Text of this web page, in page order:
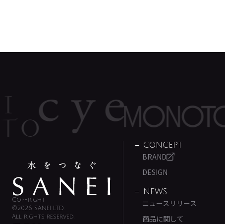
Copyright
©2026 SANEI LTD.
All rights reserved.
CONCEPT
BRAND
DESIGN
NEWS
ニュースリリース
商品に関して